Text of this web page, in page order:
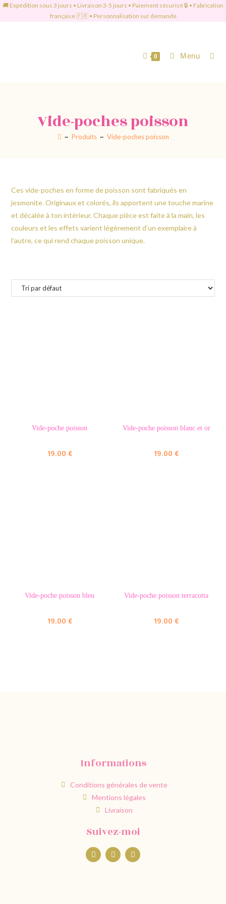
🚚 Expédition sous 3 jours • Livraison 3-5 jours • Paiement sécurisé 🔒 • Fabrication
française 🇫🇷 • Personnalisation sur demande
0 Menu
Vide-poches poisson
~ Produits ~ Vide-poches poisson
Ces vide-poches en forme de poisson sont fabriqués en
jesmonite. Originaux et colorés, ils apportent une touche marine
et décalée à ton intérieur. Chaque pièce est faite à la main, les
couleurs et les effets varient légèrement d’un exemplaire à
l’autre, ce qui rend chaque poisson unique.
Vide-poche poisson
19.00 €
Vide-poche poisson blanc et or
19.00 €
Vide-poche poisson bleu
19.00 €
Vide-poche poisson terracotta
19.00 €
Informations
Conditions générales de vente
Mentions légales
Livraison
Suivez-moi